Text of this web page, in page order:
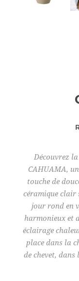
Découvrez
CAHUAMA,
touche de
céramique clair
jour rond en
harmonieux et
éclairage
place dans la
de chevet, dans